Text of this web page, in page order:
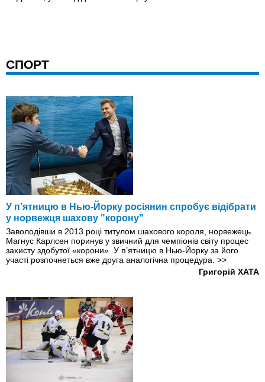
СПОРТ
У п’ятницю в Нью-Йорку росіянин спробує відібрати
у норвежця шахову "корону"
Заволодівши в 2013 році титулом шахового короля, норвежець
Магнус Карлсен поринув у звичний для чемпіонів світу процес
захисту здобутої «корони». У п’ятницю в Нью-Йорку за його
участі розпочнеться вже друга аналогічна процедура. >>
Григорій ХАТА